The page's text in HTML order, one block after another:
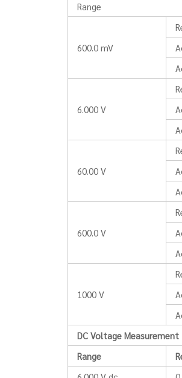
Range
600.0 mV
6.000 V
60.00 V
600.0 V
1000 V
DC Voltage Measurement
Range